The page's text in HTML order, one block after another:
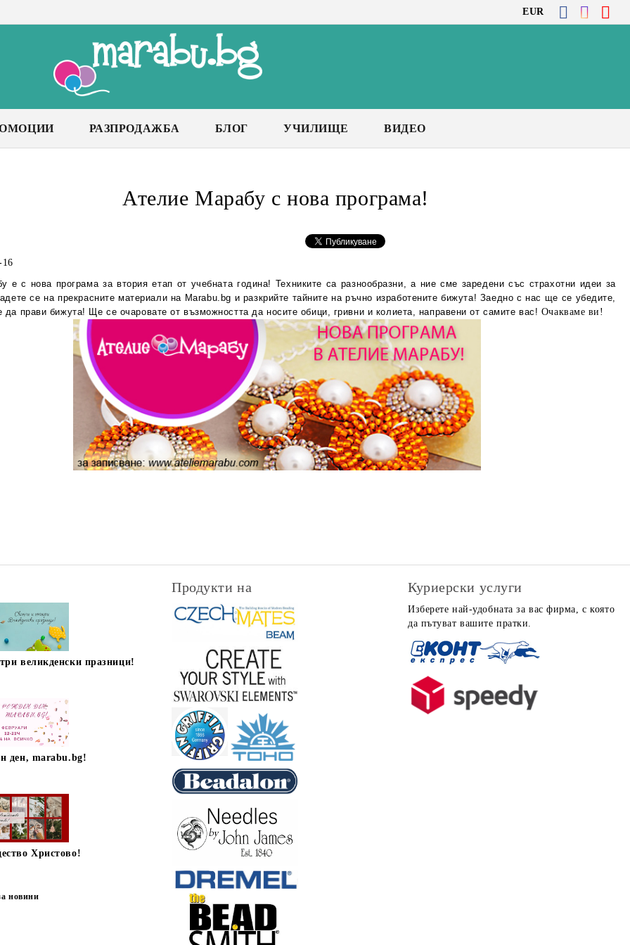
EUR
РАЗПРОДАЖБА БЛОГ УЧИЛИЩЕ ВИДЕО
Ателие Марабу с нова програма!
16
е с нова програма за втория етап от учебната година! Техниките са разнообразни, а ние сме заредени със страхотни идеи за
се на прекрасните материали на Marabu.bg и разкрийте тайните на ръчно изработените бижута! Заедно с нас ще се убедите,
да прави бижута! Ще се очаровате от възможността да носите обици, гривни и колиета, направени от самите вас! Очакваме ви!
великденски празници!
ден, marabu.bg!
Христово!
новини
Продукти на Куриерски услуги
Изберете най-удобната за вас фирма, с която
да пътуват вашите пратки.